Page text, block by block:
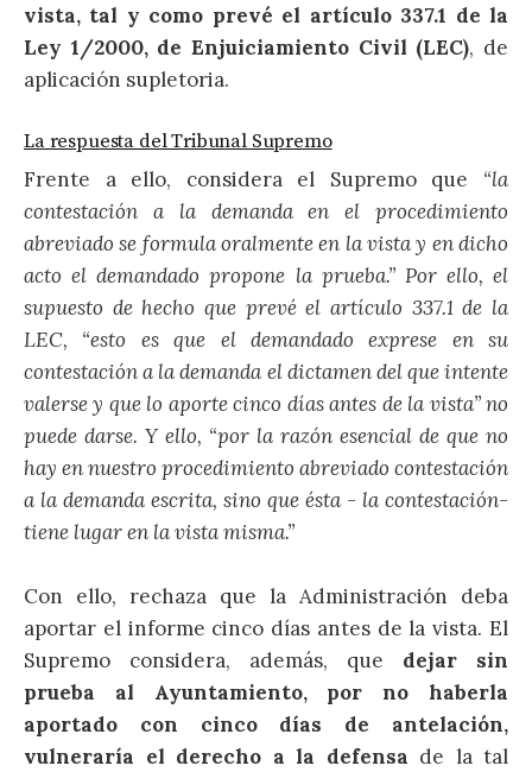
vista, tal y como prevé el artículo 337.1 de la
Ley 1/2000, de Enjuiciamiento Civil (LEC), de
aplicación supletoria.
La respuesta del Tribunal Supremo
Frente a ello, considera el Supremo que “la
contestación a la demanda en el procedimiento
abreviado se formula oralmente en la vista y en dicho
acto el demandado propone la prueba.” Por ello, el
supuesto de hecho que prevé el artículo 337.1 de la
LEC, “esto es que el demandado exprese en su
contestación a la demanda el dictamen del que intente
valerse y que lo aporte cinco días antes de la vista” no
puede darse. Y ello, “por la razón esencial de que no
hay en nuestro procedimiento abreviado contestación
a la demanda escrita, sino que ésta - la contestación-
tiene lugar en la vista misma.”
Con ello, rechaza que la Administración deba
aportar el informe cinco días antes de la vista. El
Supremo considera, además, que dejar sin
prueba al Ayuntamiento, por no haberla
aportado con cinco días de antelación,
vulneraría el derecho a la defensa de la tal